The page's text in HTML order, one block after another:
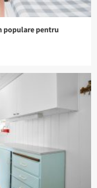
populare pentru